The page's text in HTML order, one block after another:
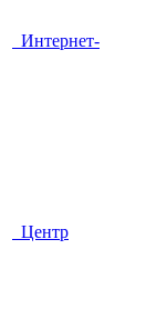
Интернет-
Центр